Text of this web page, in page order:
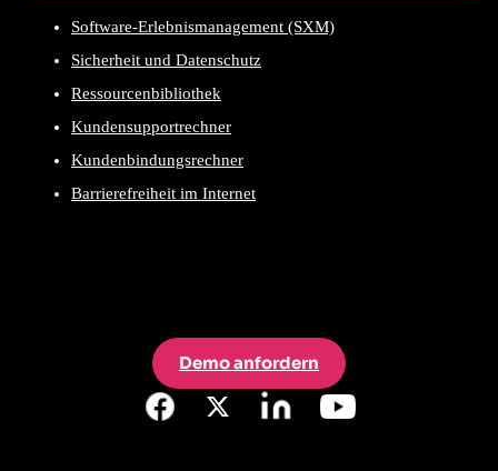
Software-Erlebnismanagement (SXM)
Sicherheit und Datenschutz
Ressourcenbibliothek
Kundensupportrechner
Kundenbindungsrechner
Barrierefreiheit im Internet
Demo anfordern